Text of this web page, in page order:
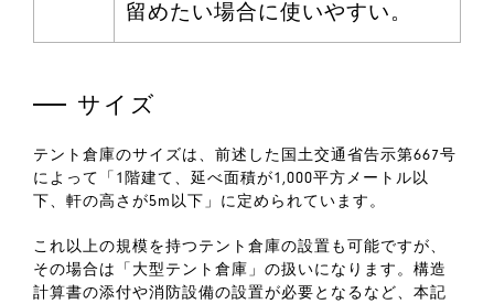
留めたい場合に使いやすい。
サイズ
テント倉庫のサイズは、前述した国土交通省告示第667号
によって「1階建て、延べ面積が1,000平方メートル以
下、軒の高さが5m以下」に定められています。
これ以上の規模を持つテント倉庫の設置も可能ですが、
その場合は「大型テント倉庫」の扱いになります。構造
計算書の添付や消防設備の設置が必要となるなど、本記